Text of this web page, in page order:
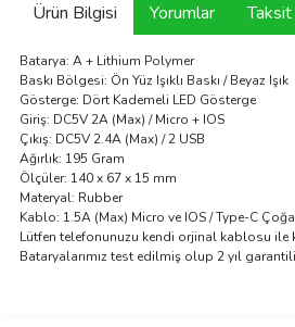
Ürün Bilgisi Yorumlar
Batarya: A + Lithium Polymer
Baskı Bölgesi: Ön Yüz Işıklı Baskı / Beyaz Işık
Gösterge: Dört Kademeli LED Gösterge
Giriş: DC5V 2A (Max) / Micro + IOS
Çıkış: DC5V 2.4A (Max) / 2 USB
Ağırlık: 195 Gram
Ölçüler: 140 x 67 x 15 mm
Materyal: Rubber
Kablo: 1.5A (Max) Micro ve IOS / Type-C
Lütfen telefonunuzu kendi orjinal kablosu ile
Bataryalarımız test edilmiş olup 2 yıl